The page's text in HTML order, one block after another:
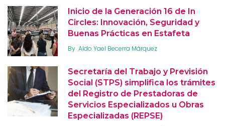
Inicio de la Generación 16 de In
Circles: Innovación, Seguridad y
Buenas Prácticas en Estafeta
By Aldo Yael Becerra Márquez
Secretaría del Trabajo y Previsión
Social (STPS) simplifica los trámites
del Registro de Prestadoras de
Servicios Especializados u Obras
Especializadas (REPSE)